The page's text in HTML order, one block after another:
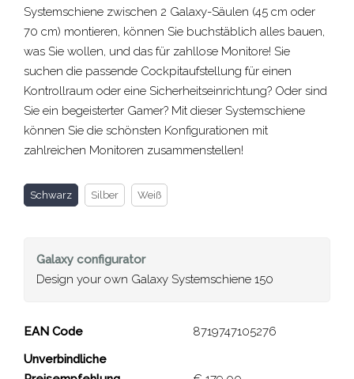
Systemschiene zwischen 2 Galaxy-Säulen (45 cm oder
70 cm) montieren, können Sie buchstäblich alles bauen,
was Sie wollen, und das für zahllose Monitore! Sie
suchen die passende Cockpitaufstellung für einen
Kontrollraum oder eine Sicherheitseinrichtung? Oder sind
Sie ein begeisterter Gamer? Mit dieser Systemschiene
können Sie die schönsten Konfigurationen mit
zahlreichen Monitoren zusammenstellen!
Schwarz Silber Weiß
Galaxy configurator
Design your own Galaxy Systemschiene 150
Galaxy Systemschiene 150
Close
EAN Code
8719747105276
Unverbindliche